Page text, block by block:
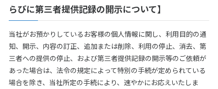
らびに第三者提供記録の開示について】
当社がお預かりしているお客様の個人情報に関し、利用目的の通
知、開示、内容の訂正、追加または削除、利用の停止、消去、第
三者への提供の停止、および第三者提供記録の開示等のご依頼が
あった場合は、法令の規定によって特別の手続が定められている
場合を除き、当社所定の手続により、速やかにお応えいたしま